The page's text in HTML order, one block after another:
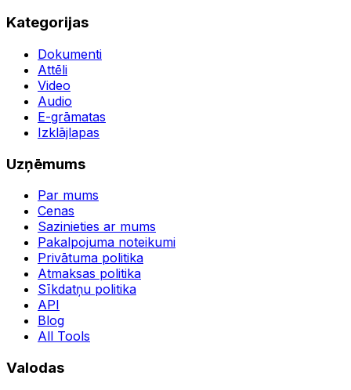
Kategorijas
Dokumenti
Attēli
Video
Audio
E-grāmatas
Izklājlapas
Uzņēmums
Par mums
Cenas
Sazinieties ar mums
Pakalpojuma noteikumi
Privātuma politika
Atmaksas politika
Sīkdatņu politika
API
Blog
All Tools
Valodas